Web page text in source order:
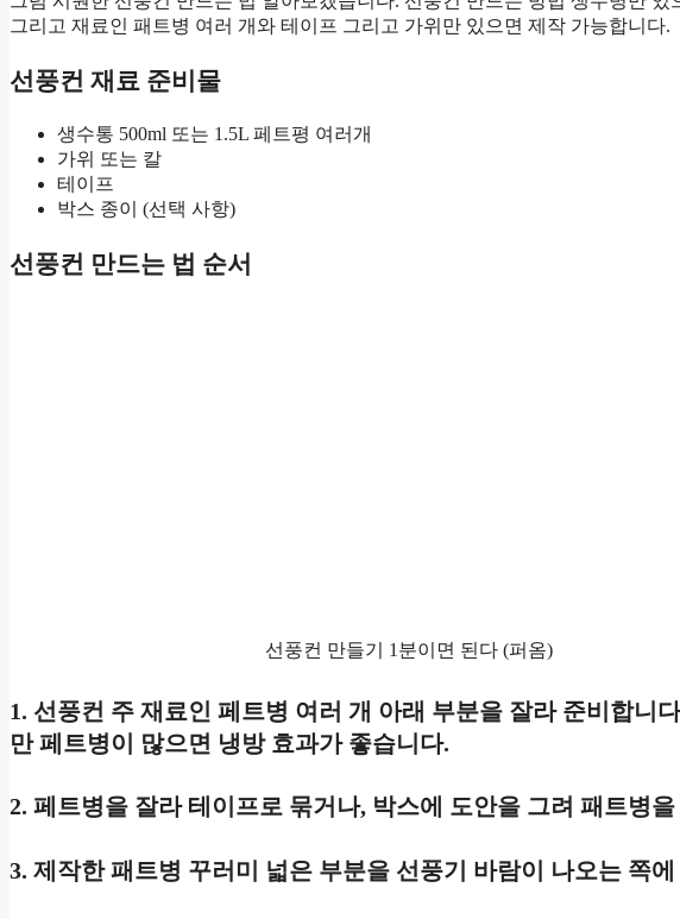
그리고 재료인 패트병 여러 개와 테이프 그리고 가위만 있으면 제작 가능합니다.
선풍컨 재료 준비물
생수통 500ml 또는 1.5L 페트평 여러개
가위 또는 칼
테이프
박스 종이 (선택 사항)
선풍컨 만드는 법 순서
선풍컨 만들기 1분이면 된다 (퍼옴)
1. 선풍컨 주 재료인 페트병 여러 개 아래 부분을 잘라 준비합니
만 페트병이 많으면 냉방 효과가 좋습니다.
2. 페트병을 잘라 테이프로 묶거나, 박스에 도안을 그려 패트병
3. 제작한 패트병 꾸러미 넓은 부분을 선풍기 바람이 나오는 쪽